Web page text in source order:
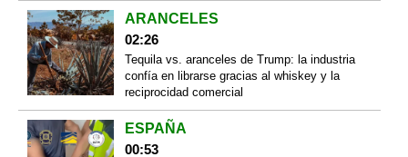
ARANCELES
02:26
Tequila vs. aranceles de Trump: la industria
confía en librarse gracias al whiskey y la
reciprocidad comercial
ESPAÑA
00:53